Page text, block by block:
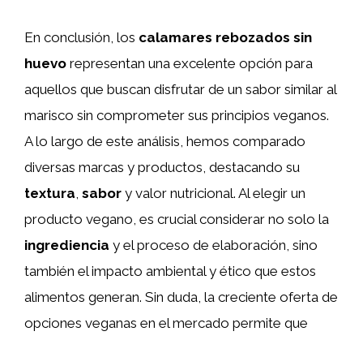
En conclusión, los calamares rebozados sin
huevo representan una excelente opción para
aquellos que buscan disfrutar de un sabor similar al
marisco sin comprometer sus principios veganos.
A lo largo de este análisis, hemos comparado
diversas marcas y productos, destacando su
textura, sabor y valor nutricional. Al elegir un
producto vegano, es crucial considerar no solo la
ingrediencia y el proceso de elaboración, sino
también el impacto ambiental y ético que estos
alimentos generan. Sin duda, la creciente oferta de
opciones veganas en el mercado permite que